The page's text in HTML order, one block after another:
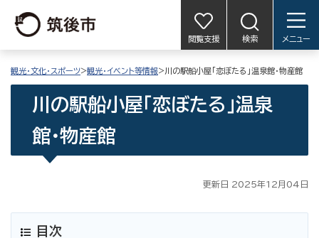
閲覧支援 検索 メニュー
観光・文化・スポーツ>観光・イベント等情報>川の駅船小屋「恋ぼたる」温泉館・物産館
川の駅船小屋「恋ぼたる」温泉
館・物産館
更新日 2025年12月04日
目次